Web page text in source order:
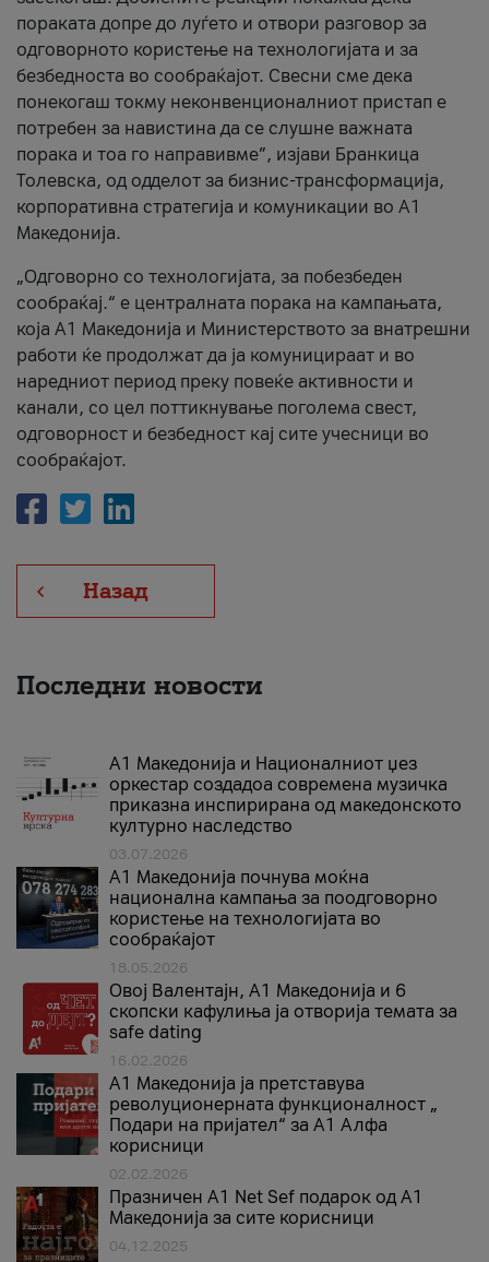
пораката допре до луѓето и отвори разговор за
одговорното користење на технологијата и за
безбедноста во сообраќајот. Свесни сме дека
понекогаш токму неконвенционалниот пристап е
потребен за навистина да се слушне важната
порака и тоа го направивме”, изјави Бранкица
Толевска, од одделот за бизнис-трансформација,
корпоративна стратегија и комуникации во А1
Македонија.
„Одговорно со технологијата, за побезбеден
сообраќај.“ е централната порака на кампањата,
која A1 Македонија и Министерството за внатрешни
работи ќе продолжат да ја комуницираат и во
наредниот период преку повеќе активности и
канали, со цел поттикнување поголема свест,
одговорност и безбедност кај сите учесници во
сообраќајот.
Назад
Последни новости
А1 Македонија и Националниот џез
оркестар создадоа современа музичка
приказна инспирирана од македонското
културно наследство
03.07.2026
A1 Македонија почнува моќна
национална кампања за поодговорно
користење на технологијата во
сообраќајот
18.05.2026
Овој Валентајн, A1 Македонија и 6
скопски кафулиња ја отворија темата за
safe dating
16.02.2026
А1 Македонија ја претставува
револуционерната функционалност „
Подари на пријател“ за А1 Алфа
корисници
02.02.2026
Празничен A1 Net Sеf подарок од А1
Македонија за сите корисници
04.12.2025